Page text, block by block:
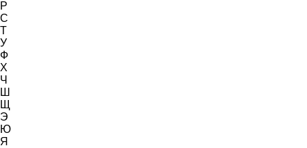
Р
С
Т
У
Ф
Х
Ч
Ш
Щ
Э
Ю
Я